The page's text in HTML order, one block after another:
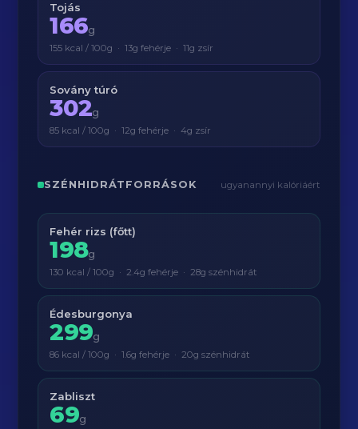
Tojás
166g
155 kcal / 100g · 13g fehérje · 11g zsír
Sovány túró
302g
85 kcal / 100g · 12g fehérje · 4g zsír
SZÉNHIDRÁTFORRÁSOK ugyanannyi kalóriáért
Fehér rizs (főtt)
198g
130 kcal / 100g · 2.4g fehérje · 28g szénhidrát
Édesburgonya
299g
86 kcal / 100g · 1.6g fehérje · 20g szénhidrát
Zabliszt
69g